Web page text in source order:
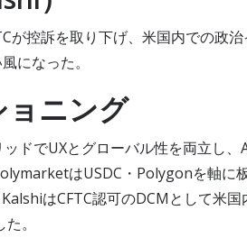
が控訴を取り下げ、米国内での政治
になった。
ョニング
ドでUXとグローバル性を両立し
はUSDC・Polygonを軸に
はCFTC認可のDCMとして米
。